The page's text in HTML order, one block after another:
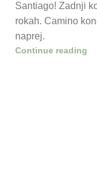
Santiago! Zadnji
rokah. Camino
naprej.
Continue reading